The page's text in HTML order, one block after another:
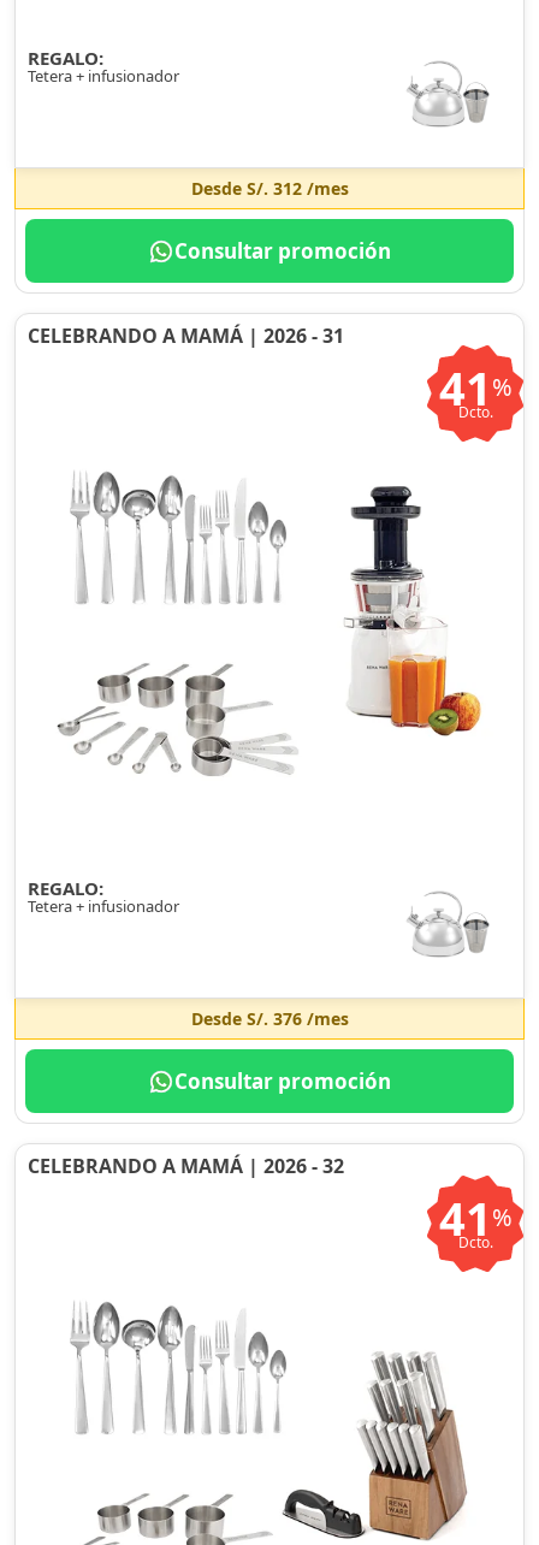
REGALO:
Tetera + infusionador
Desde S/. 312/mes
Consultar promoción
CELEBRANDO A MAMÁ | 2026 - 31
41 %
Dcto.
REGALO:
Tetera + infusionador
Desde S/. 376/mes
Consultar promoción
CELEBRANDO A MAMÁ | 2026 - 32
41 %
Dcto.